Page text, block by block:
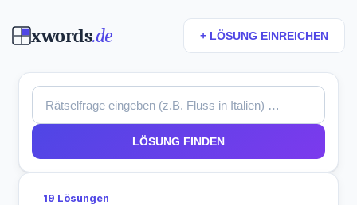
xwords.de + LÖSUNG EINREICHEN
LÖSUNG FINDEN
19 Lösungen